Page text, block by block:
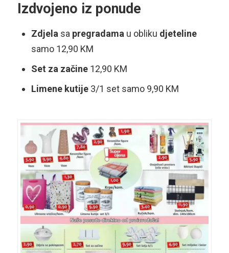
Izdvojeno iz ponude
Zdjelasa pregradamau obliku djeteline
samo 12,90 KM
Set za začine12,90 KM
Limene kutije3/1 set samo 9,90 KM